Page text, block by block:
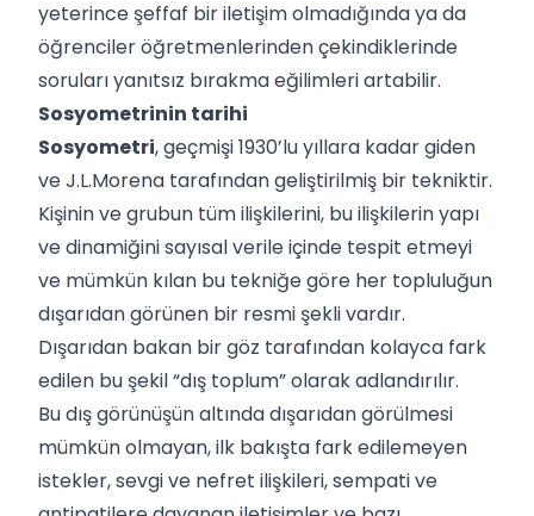
yeterince şeffaf bir iletişim olmadığında ya da
öğrenciler öğretmenlerinden çekindiklerinde
soruları yanıtsız bırakma eğilimleri artabilir.
Sosyometrinin tarihi
Sosyometri, geçmişi 1930’lu yıllara kadar giden
ve J.L.Morena tarafından geliştirilmiş bir tekniktir.
Kişinin ve grubun tüm ilişkilerini, bu ilişkilerin yapı
ve dinamiğini sayısal verile içinde tespit etmeyi
ve mümkün kılan bu tekniğe göre her topluluğun
dışarıdan görünen bir resmi şekli vardır.
Dışarıdan bakan bir göz tarafından kolayca fark
edilen bu şekil “dış toplum” olarak adlandırılır.
Bu dış görünüşün altında dışarıdan görülmesi
mümkün olmayan, ilk bakışta fark edilemeyen
istekler, sevgi ve nefret ilişkileri, sempati ve